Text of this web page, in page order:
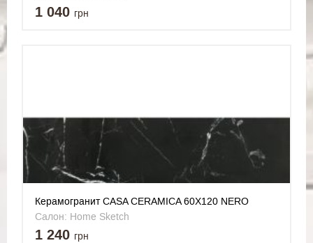
1 040 грн
Керамогранит CASA CERAMICA 60X120 NERO
MARQUINA
Салон: Home Sketch
1 240 грн